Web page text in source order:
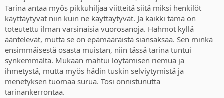
Tarina antaa myös pikkuhiljaa viitteitä siitä miksi henkilöt
käyttäytyvät niin kuin ne käyttäytyvät. Ja kaikki tämä on
toteutettu ilman varsinaisia vuorosanoja. Hahmot kyllä
ääntelevät, mutta se on epämääräistä siansaksaa. Sen minkä
ensimmäisestä osasta muistan, niin tässä tarina tuntui
synkemmältä. Mukaan mahtui löytämisen riemua ja
ihmetystä, mutta myös hädin tuskin selviytymistä ja
menetyksen tuomaa surua. Tosi onnistunutta
tarinankerrontaa.